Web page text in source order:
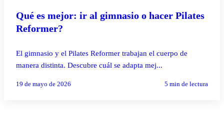
Qué es mejor: ir al gimnasio o hacer Pilates
Reformer?
El gimnasio y el Pilates Reformer trabajan el cuerpo de
manera distinta. Descubre cuál se adapta mej...
19 de mayo de 2026 5 min de lectura